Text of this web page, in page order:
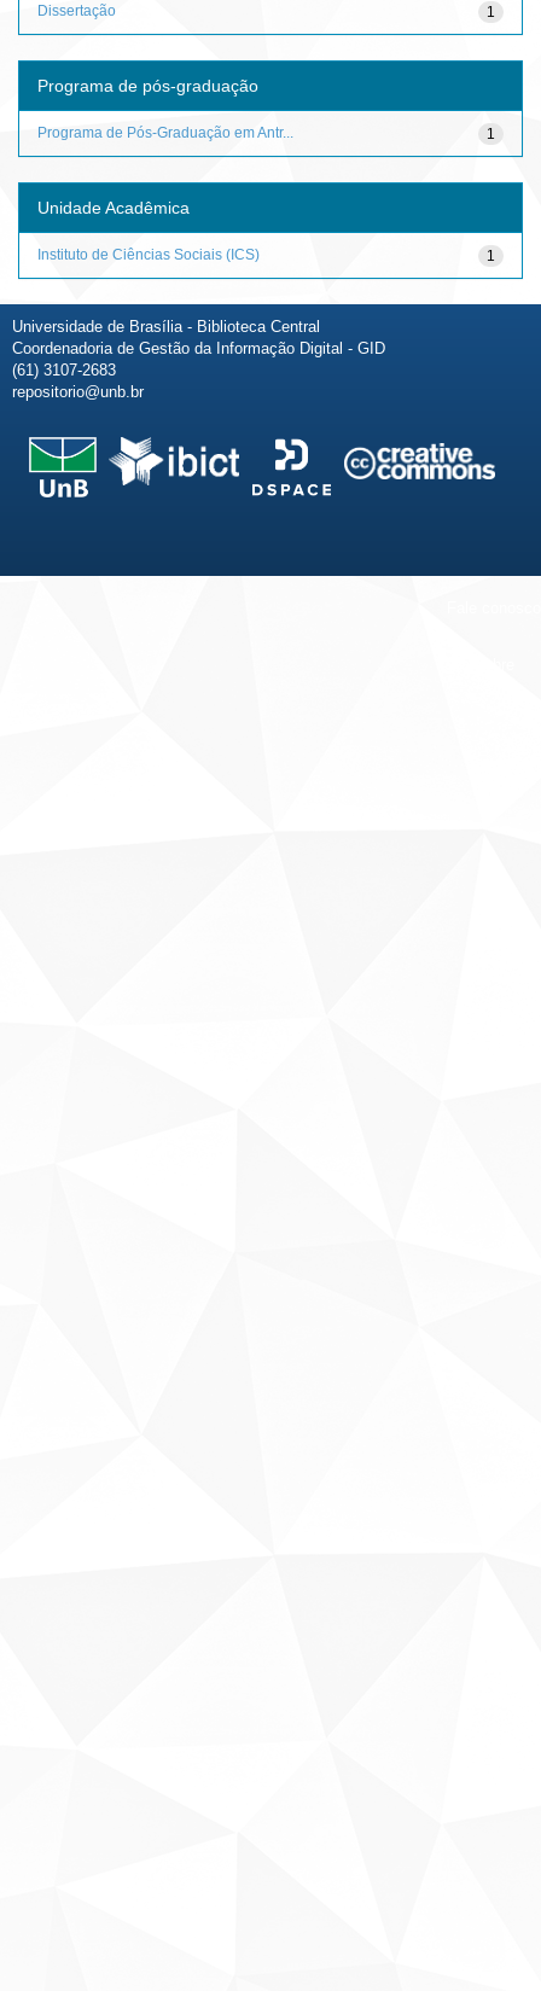
1
Dissertação
Programa de pós-graduação
1
Programa de Pós-Graduação em Antr...
Unidade Acadêmica
1
Instituto de Ciências Sociais (ICS)
Universidade de Brasília - Biblioteca Central
Coordenadoria de Gestão da Informação Digital - GID
(61) 3107-2683
repositorio@unb.br